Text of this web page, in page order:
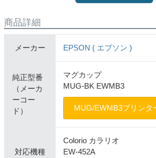
商品詳細
メーカー EPSON ( エプソン )
純正型番
（メーカ
ーコー
ド）
マグカップ
MUG-BK EWMB3
MUG/EWMB3プリンタ
対応機種
Colorio カラリオ
EW-452A